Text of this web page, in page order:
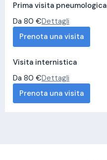
Prima visita pneumologica
Da 80 €Dettagli
Prenota una visita
Visita internistica
Da 80 €Dettagli
Prenota una visita